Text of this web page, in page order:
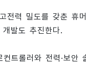
전력 밀도를 갖춘 휴
발도 추진한다.
컨트롤러와 전력·보안